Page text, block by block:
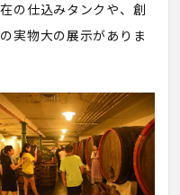
の仕込みタンクや、創
実物大の展示がありま